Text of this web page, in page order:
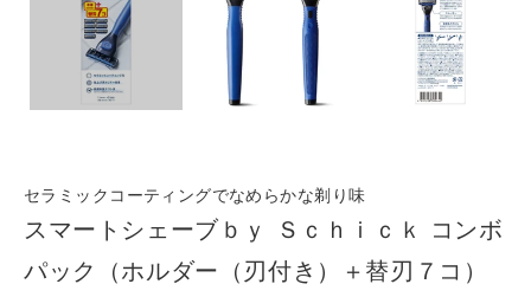
セラミックコーティングでなめらかな剃り味
スマートシェーブｂｙ Ｓｃｈｉｃｋ コンボ
パック（ホルダー（刃付き）＋替刃７コ）